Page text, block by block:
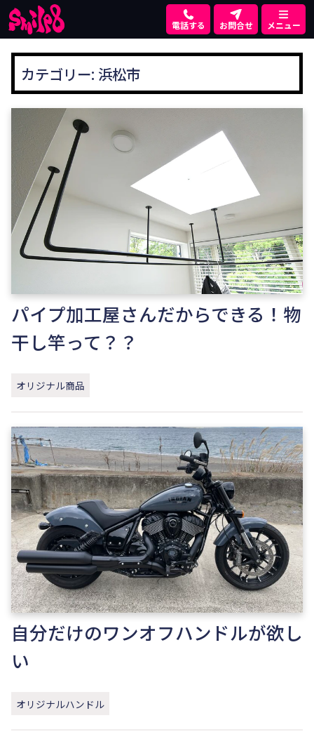
電話する お問合せ メニュー
カテゴリー: 浜松市
パイプ加工屋さんだからできる！物
干し竿って？？
オリジナル商品
自分だけのワンオフハンドルが欲し
い
オリジナルハンドル